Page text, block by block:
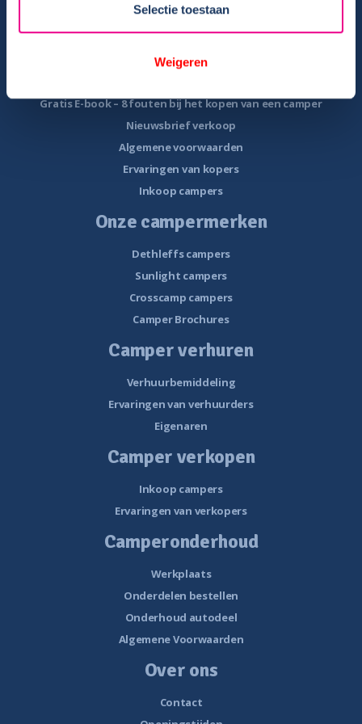
Selectie toestaan
Weigeren
Camper te koop
Overzicht campers te koop
Gratis E-book – 8 fouten bij het kopen van een camper
Nieuwsbrief verkoop
Algemene voorwaarden
Ervaringen van kopers
Inkoop campers
Onze campermerken
Dethleffs campers
Sunlight campers
Crosscamp campers
Camper Brochures
Camper verhuren
Verhuurbemiddeling
Ervaringen van verhuurders
Eigenaren
Camper verkopen
Inkoop campers
Ervaringen van verkopers
Camperonderhoud
Werkplaats
Onderdelen bestellen
Onderhoud autodeel
Algemene Voorwaarden
Over ons
Contact